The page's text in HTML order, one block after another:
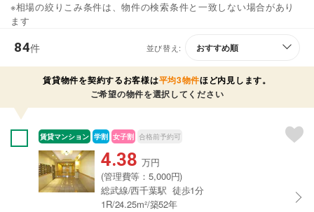
※相場の絞りこみ条件は、物件の検索条件と一致しない場合があり
ます
84件 並び替え:
賃貸物件を契約するお客様は平均3物件ほど内見します。
ご希望の物件を選択してください
賃貸マンション 学割 女子割 合格前予約可
4.38 万円
(管理費等：5,000円)
総武線/西千葉駅 徒歩1分
1R/24.25m²/築52年